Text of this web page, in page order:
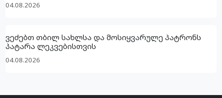
04.08.2026
ვეძებთ თბილ სახლსა და მოსიყვარულე პატრონს
პატარა ლეკვებისთვის
04.08.2026